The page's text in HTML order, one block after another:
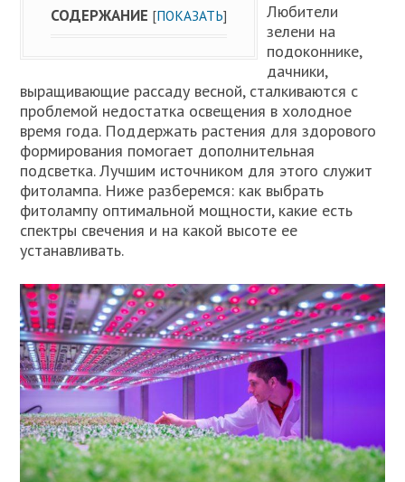
СОДЕРЖАНИЕ [ПОКАЗАТЬ]
Любители
зелени на
подоконнике,
дачники,
выращивающие рассаду весной, сталкиваются с
проблемой недостатка освещения в холодное
время года. Поддержать растения для здорового
формирования помогает дополнительная
подсветка. Лучшим источником для этого служит
фитолампа. Ниже разберемся: как выбрать
фитолампу оптимальной мощности, какие есть
спектры свечения и на какой высоте ее
устанавливать.